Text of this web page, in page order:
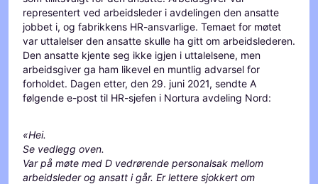
representert ved arbeidsleder i avdelingen den ansatte
jobbet i, og fabrikkens HR-ansvarlige. Temaet for møtet
var uttalelser den ansatte skulle ha gitt om arbeidslederen.
Den ansatte kjente seg ikke igjen i uttalelsene, men
arbeidsgiver ga ham likevel en muntlig advarsel for
forholdet. Dagen etter, den 29. juni 2021, sendte A
følgende e-post til HR-sjefen i Nortura avdeling Nord:
«Hei.
Se vedlegg oven.
Var på møte med D vedrørende personalsak mellom
arbeidsleder og ansatt i går. Er lettere sjokkert om